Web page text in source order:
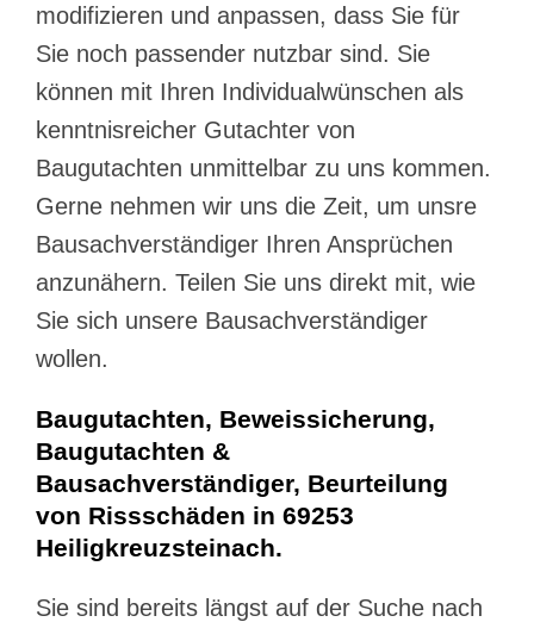
modifizieren und anpassen, dass Sie für
Sie noch passender nutzbar sind. Sie
können mit Ihren Individualwünschen als
kenntnisreicher Gutachter von
Baugutachten unmittelbar zu uns kommen.
Gerne nehmen wir uns die Zeit, um unsre
Bausachverständiger Ihren Ansprüchen
anzunähern. Teilen Sie uns direkt mit, wie
Sie sich unsere Bausachverständiger
wollen.
Baugutachten, Beweissicherung,
Baugutachten &
Bausachverständiger, Beurteilung
von Rissschäden in 69253
Heiligkreuzsteinach.
Sie sind bereits längst auf der Suche nach